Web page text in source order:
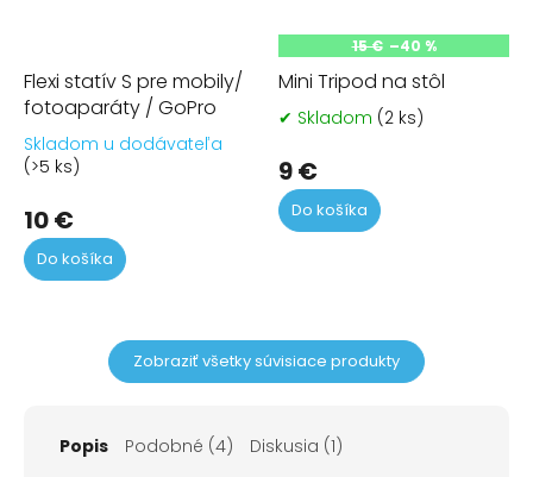
Flexi statív S pre mobily/
fotoaparáty / GoPro
Priemerné
hodnotenie
produktu
Skladom u dodávateľa
(>5 ks)
10 €
Do košíka
15 € –40 %
Mini Tripod na stôl
✔ Skladom (2 ks)
9 €
Do košíka
Zobraziť všetky súvisiace produkty
Popis Podobné (4) Diskusia (1)